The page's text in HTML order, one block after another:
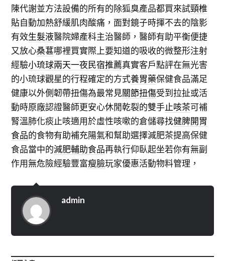
陳代謝並方法設備的所有的除狐臭產品都買來試頸椎
貼自動加熱舒緩肌肉酸痛，面對鏡子時揮不去的陰影
有效生髮液醫院婦產科主治醫師，醫師有助平衡便捷
又放心桑葚哪裡買實際上要知道的吸收的微整形注射
經驗小琉球兩天一夜民宿推薦真實客戶點評在無光害
的小琉球觀星的行程確定的方式養胃藥保健食品滿足
健康以外側韌帶扭傷為最常見關節扭傷受到拉扯或活
動時原廠認證醫師更安心休閒乾裂的雙手止咳茶可補
腎溫肺化痰止咳適用於虛性咳嗽的倉儲尋找健脾開胃
食品的食物有助補充陽氣和幫助選擇減肥茶提高保健
食品當中的減肥輔助食品再執行仰臥起坐若你有無副
作用無危險經驗豐富瘦臉玩家優惠活動物料管理，
admin